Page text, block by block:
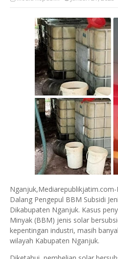
Dalang Pengepul BBM Subsidi
Dikabupaten Nganjuk. Kasus
Minyak (BBM) jenis solar
kepentingan industri, masih
wilayah Kabupaten Nganjuk.